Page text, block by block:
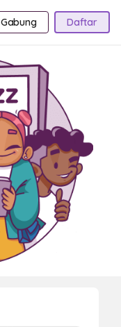
Gabung Daftar